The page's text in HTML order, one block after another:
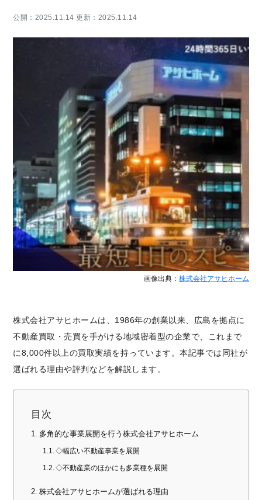
公開：2025.11.14 更新：2025.11.14
画像出典： 株式会社アサヒホーム
株式会社アサヒホームは、1986年の創業以来、広島を拠点に
不動産買取・売買を手がける地域密着型の企業で、これまで
に8,000件以上の買取実績を持っています。本記事では同社が
選ばれる理由や評判などを解説します。
目次
多角的な事業展開を行う株式会社アサヒホーム
◇幅広い不動産事業を展開
◇不動産業のほかにも多業種を展開
株式会社アサヒホームが選ばれる理由